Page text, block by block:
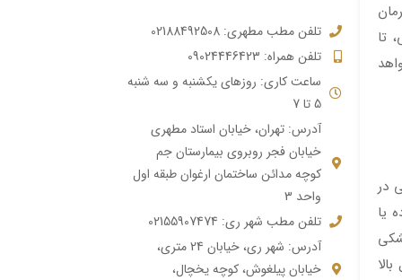
تا
در
یا
تلفن مطب مطهری: 02188492508
تلفن همراه: 09024446423
ساعت کاری: روزهای یکشنبه و سه شنبه
5 تا 7
آدرس: تهران، خیابان استاد مطهری
خیابان فجر روبروی بیمارستان جم
کوچه مدائن ساختمان ارغوان طبقه اول
واحد 3
تلفن مطب شهر ری: 02155907474
آدرس: شهر ری، خیابان 24 متری،
خیابان پیلغوش، کوچه یخچال،